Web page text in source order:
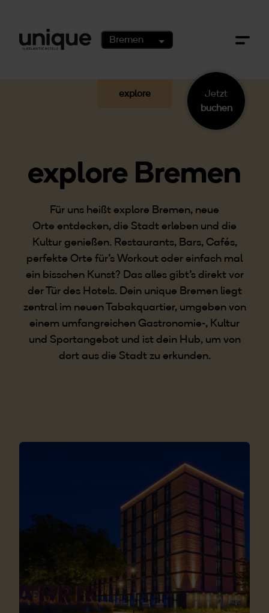
Bremen
Jetzt
buchen
explore
explore Bremen
Für uns heißt explore Bremen, neue
Orte entdecken, die Stadt erleben und die
Kultur genießen. Restaurants, Bars, Cafés,
perfekte Orte für’s Workout oder einfach mal
ein bisschen Kunst? Das alles gibt’s direkt vor
der Tür des Hotels. Dein unique Bremen liegt
zentral im neuen Tabakquartier, umgeben von
einem umfangreichen Gastronomie-, Kultur
und Sportangebot und ist dein Hub, um von
dort aus die Stadt zu erkunden.